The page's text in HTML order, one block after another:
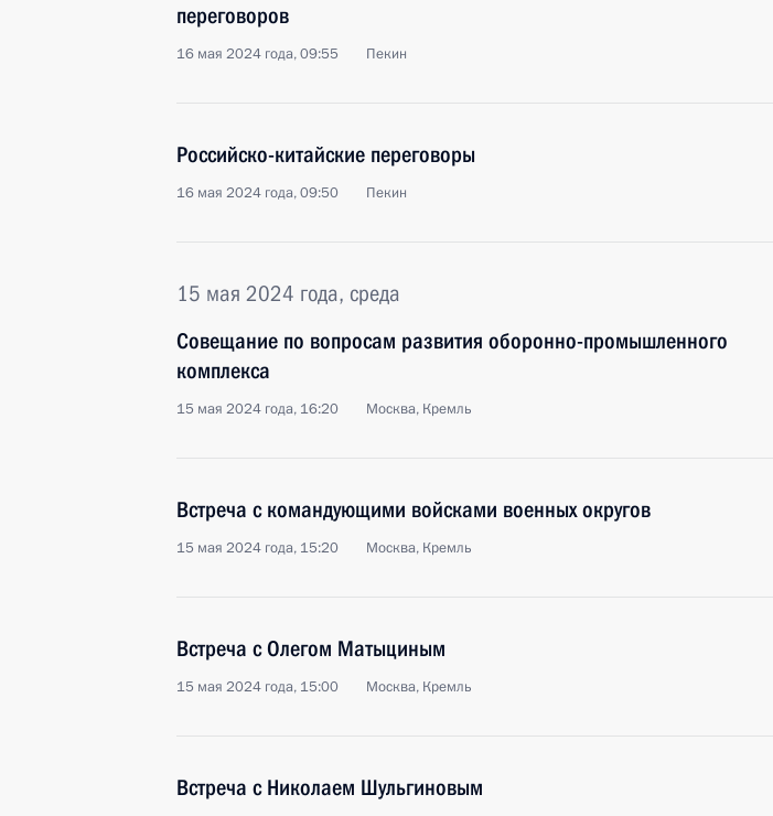
переговоров
16 мая 2024 года, 09:55 Пекин
Российско-китайские переговоры
16 мая 2024 года, 09:50 Пекин
15 мая 2024 года, среда
Совещание по вопросам развития оборонно-промышленного
комплекса
15 мая 2024 года, 16:20 Москва, Кремль
Встреча с командующими войсками военных округов
15 мая 2024 года, 15:20 Москва, Кремль
Встреча с Олегом Матыциным
15 мая 2024 года, 15:00 Москва, Кремль
Встреча с Николаем Шульгиновым